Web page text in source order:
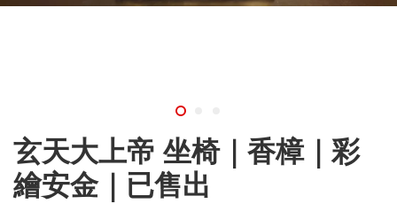
玄天大上帝 坐椅｜香樟｜彩
繪安金｜已售出